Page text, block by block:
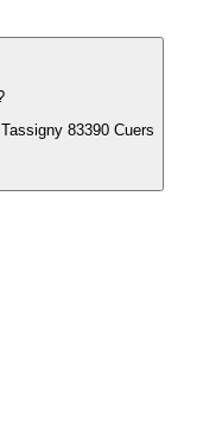
83390 Cuers